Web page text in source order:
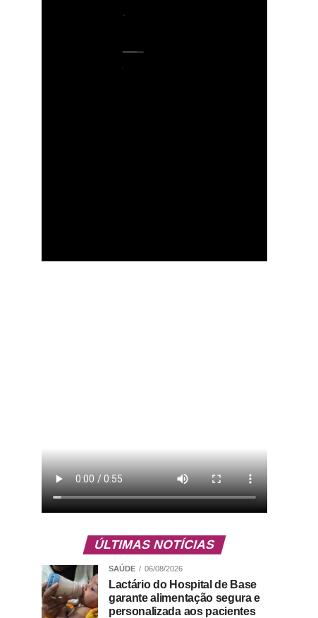
ÚLTIMAS NOTÍCIAS
SAÚDE 06/08/2026
Lactário do Hospital de Base
garante alimentação segura e
personalizada aos pacientes